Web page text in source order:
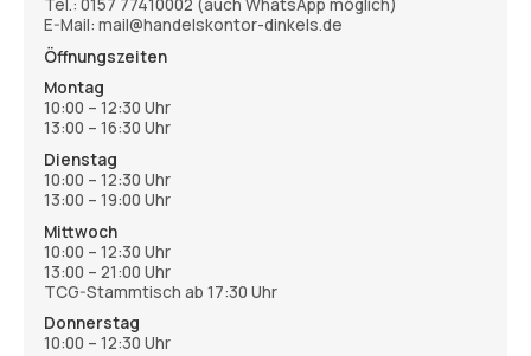
Tel.: 0157 77410002 (auch WhatsApp möglich)
E-Mail: mail@handelskontor-dinkels.de
Öffnungszeiten
Montag
10:00 – 12:30 Uhr
13:00 – 16:30 Uhr
Dienstag
10:00 – 12:30 Uhr
13:00 – 19:00 Uhr
Mittwoch
10:00 – 12:30 Uhr
13:00 – 21:00 Uhr
TCG-Stammtisch ab 17:30 Uhr
Donnerstag
10:00 – 12:30 Uhr